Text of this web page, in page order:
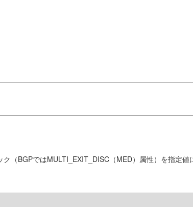
（BGPではMULTI_EXIT_DISC（MED）属性）を指定値